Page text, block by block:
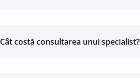
Cât costă consultarea unui specialist?